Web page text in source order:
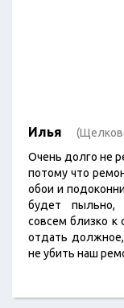
Илья
Очень долго не
потому что
обои и
будет пыльно,
совсем близко к
отдать должное,
не убить наш